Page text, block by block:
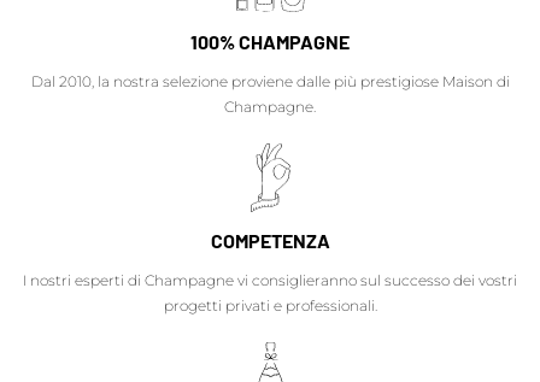
100% CHAMPAGNE
Dal 2010, la nostra selezione proviene dalle più prestigiose Maison di
Champagne.
COMPETENZA
I nostri esperti di Champagne vi consiglieranno sul successo dei vostri
progetti privati e professionali.